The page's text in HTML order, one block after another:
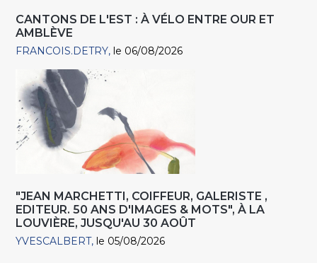
CANTONS DE L'EST : À VÉLO ENTRE OUR ET
AMBLÈVE
FRANCOIS.DETRY le 06/08/2026
"JEAN MARCHETTI, COIFFEUR, GALERISTE ,
EDITEUR. 50 ANS D'IMAGES & MOTS", À LA
LOUVIÈRE, JUSQU'AU 30 AOÛT
YVESCALBERT le 05/08/2026